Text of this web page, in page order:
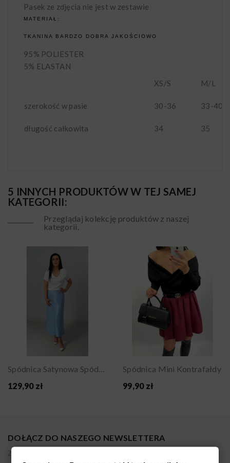
Pasek ze zdjęcia nie jest w zestawie
MATERIAŁ:
TKANINA BARDZO DOBRA JAKOŚCIOWO
95% POLIESTER
5% ELASTAN
XS/S
M/L
szerokość w pasie 30-36 33-40
długość całkowita 34 35
5 INNYCH PRODUKTÓW W TEJ SAMEJ
KATEGORII:
Przeglądaj kolekcję produktów z naszej
kategorii.
129,90 zł
Spódnica Mini Kontrafałdy
99,90 zł
DOŁĄCZ DO NASZEGO NEWSLETTERA
Zapisując się akceptujesz nasz regulamin. Administratorem